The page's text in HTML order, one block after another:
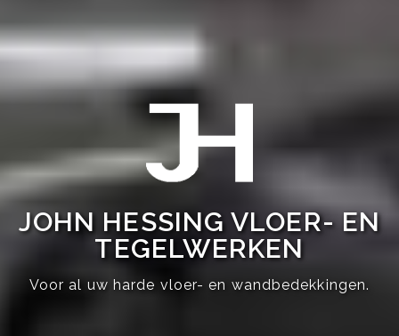
JOHN HESSING VLOER- EN
TEGELWERKEN
Voor al uw harde vloer- en wandbedekkingen.